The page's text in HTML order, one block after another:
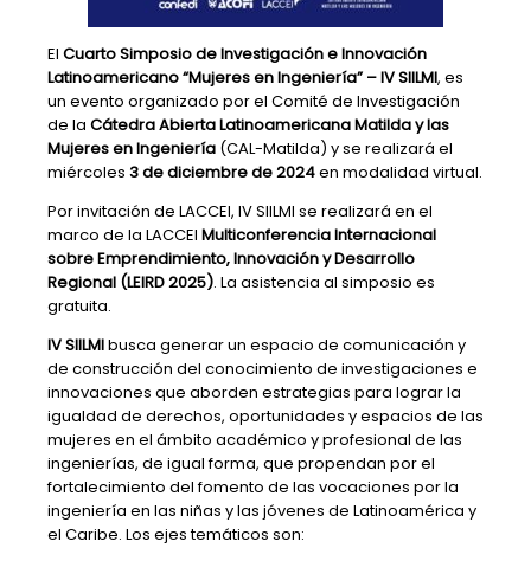
El Cuarto Simposio de Investigación e Innovación
Latinoamericano “Mujeres en Ingeniería” – IV SIILMI, es
un evento organizado por el Comité de Investigación
de la Cátedra Abierta Latinoamericana Matilda y las
Mujeres en Ingeniería (CAL-Matilda) y se realizará el
miércoles 3 de diciembre de 2024en modalidad virtual.
​Por invitación de LACCEI, IV SIILMI se realizará en el
marco de la LACCEI Multiconferencia Internacional
sobre Emprendimiento, Innovación y Desarrollo
Regional (LEIRD 2025). La asistencia al simposio es
gratuita.
IV SIILMIbusca generar un espacio de comunicación y
de construcción del conocimiento de investigaciones e
innovaciones que aborden estrategias para lograr la
igualdad de derechos, oportunidades y espacios de las
mujeres en el ámbito académico y profesional de las
ingenierías, de igual forma, que propendan por el
fortalecimiento del fomento de las vocaciones por la
ingeniería en las niñas y las jóvenes de Latinoamérica y
el Caribe. ​Los ejes temáticos son: